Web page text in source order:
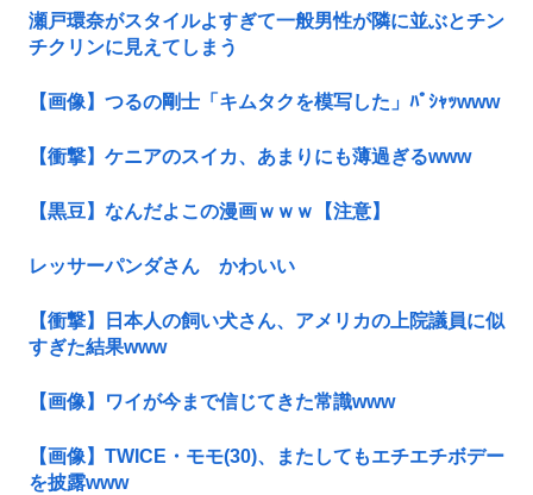
瀬戸環奈がスタイルよすぎて一般男性が隣に並ぶとチン
チクリンに見えてしまう
【画像】つるの剛士「キムタクを模写した」ﾊﾟｼｬｯwww
【衝撃】ケニアのスイカ、あまりにも薄過ぎるwww
【黒豆】なんだよこの漫画ｗｗｗ【注意】
レッサーパンダさん かわいい
【衝撃】日本人の飼い犬さん、アメリカの上院議員に似
すぎた結果www
【画像】ワイが今まで信じてきた常識www
【画像】TWICE・モモ(30)、またしてもエチエチボデー
を披露www